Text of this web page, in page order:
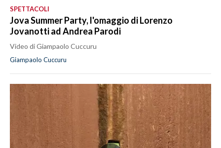
SPETTACOLI
Jova Summer Party, l'omaggio di Lorenzo
Jovanotti ad Andrea Parodi
Video di Giampaolo Cuccuru
Giampaolo Cuccuru